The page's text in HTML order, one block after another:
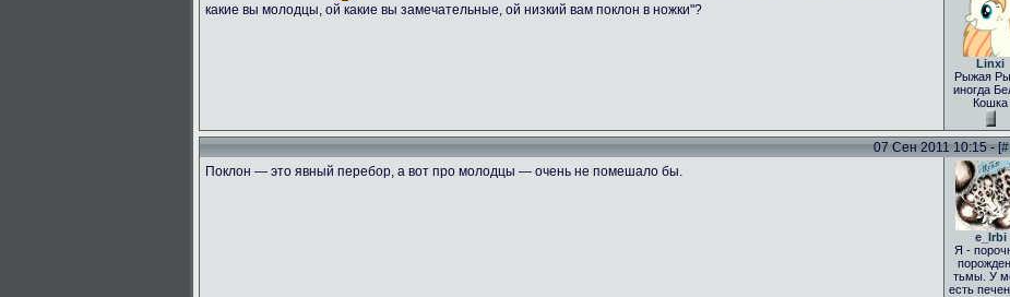
какие вы молодцы, ой какие вы замечательные, ой низкий вам поклон в ножки"?
Linxi
Рыжая
иногда
Кошка
07 Сен 2011 10:15 - [
Поклон — это явный перебор, а вот про молодцы — очень не помешало бы.
e_Irbi
Я -
тьмы. У
есть